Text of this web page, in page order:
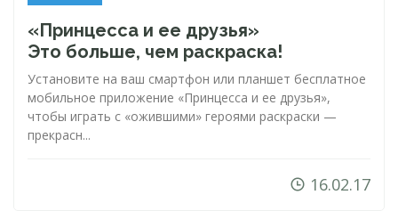
«Принцесса и ее друзья»
Это больше, чем раскраска!
Установите на ваш смартфон или планшет бесплатное
мобильное приложение «Принцесса и ее друзья»,
чтобы играть с «ожившими» героями раскраски —
прекрасн...
16.02.17